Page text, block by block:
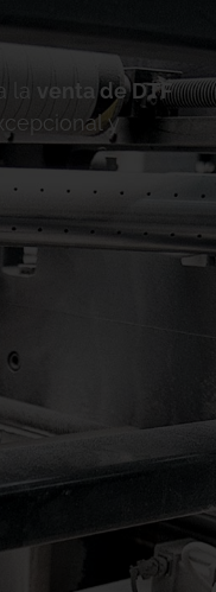
la
venta de DTF
y